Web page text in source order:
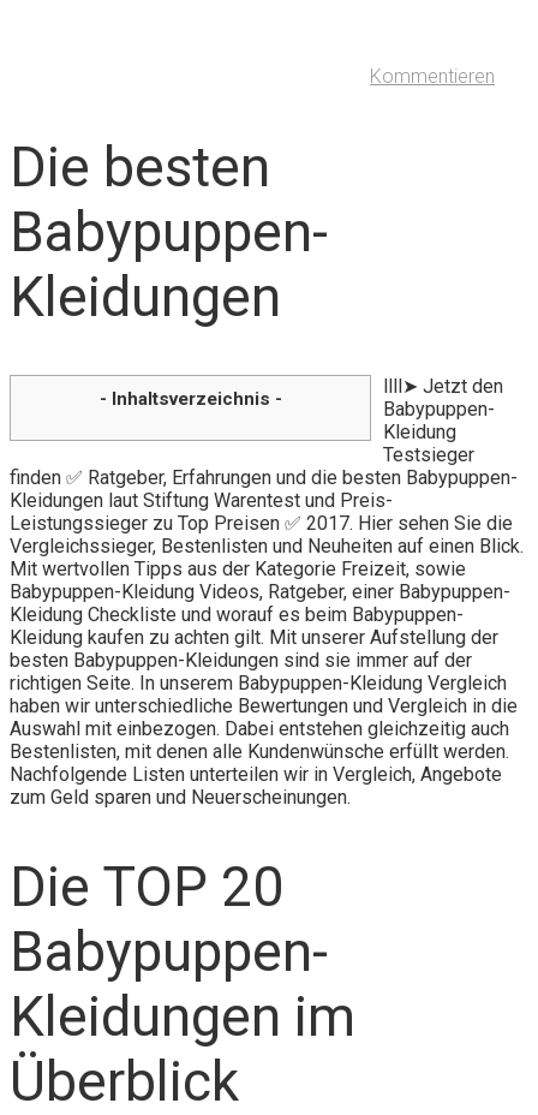
Kommentieren
Die besten
Babypuppen-
Kleidungen
- Inhaltsverzeichnis -
llll➤ Jetzt den
Babypuppen-
Kleidung
Testsieger
finden ✅ Ratgeber, Erfahrungen und die besten Babypuppen-
Kleidungen laut Stiftung Warentest und Preis-
Leistungssieger zu Top Preisen ✅ 2017. Hier sehen Sie die
Vergleichssieger, Bestenlisten und Neuheiten auf einen Blick.
Mit wertvollen Tipps aus der Kategorie Freizeit, sowie
Babypuppen-Kleidung Videos, Ratgeber, einer Babypuppen-
Kleidung Checkliste und worauf es beim Babypuppen-
Kleidung kaufen zu achten gilt. Mit unserer Aufstellung der
besten Babypuppen-Kleidungen sind sie immer auf der
richtigen Seite. In unserem Babypuppen-Kleidung Vergleich
haben wir unterschiedliche Bewertungen und Vergleich in die
Auswahl mit einbezogen. Dabei entstehen gleichzeitig auch
Bestenlisten, mit denen alle Kundenwünsche erfüllt werden.
Nachfolgende Listen unterteilen wir in Vergleich, Angebote
zum Geld sparen und Neuerscheinungen.
Die TOP 20
Babypuppen-
Kleidungen im
Überblick